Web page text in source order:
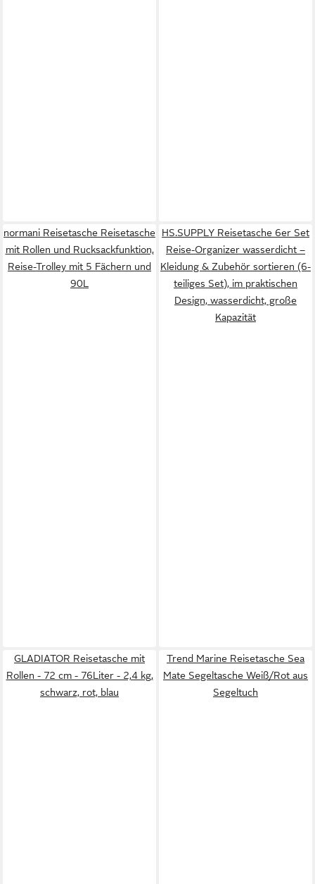
normani Reisetasche Reisetasche
mit Rollen und Rucksackfunktion,
Reise-Trolley mit 5 Fächern und
90L
HS.SUPPLY Reisetasche 6er Set
Reise-Organizer wasserdicht –
Kleidung & Zubehör sortieren (6-
teiliges Set), im praktischen
Design, wasserdicht, große
Kapazität
GLADIATOR Reisetasche mit
Rollen - 72 cm - 76Liter - 2,4 kg,
schwarz, rot, blau
Trend Marine Reisetasche Sea
Mate Segeltasche Weiß/Rot aus
Segeltuch